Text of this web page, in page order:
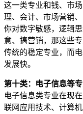
这一类专业和钱、市
理、会计、市场营销
你对数字敏感，逻辑
意、搞营销，那这些
传统的稳定专业，而
发展快。
第十类：电子信息等
电子信息类专业在现
联网应用技术、计算